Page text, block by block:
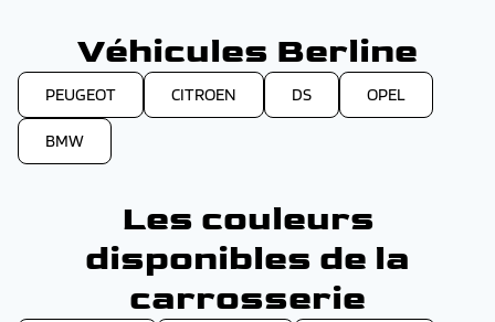
Véhicules Berline
PEUGEOT CITROEN DS OPEL
BMW
Les couleurs
disponibles de la
carrosserie